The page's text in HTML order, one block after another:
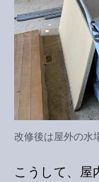
改修後は屋外の水
こうして、屋